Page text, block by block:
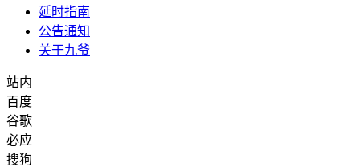
延时指南
公告通知
关于九爷
站内
百度
谷歌
必应
搜狗